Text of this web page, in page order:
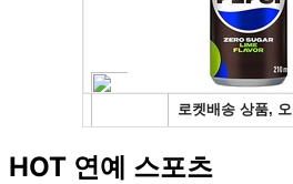
HOT 연예 스포츠